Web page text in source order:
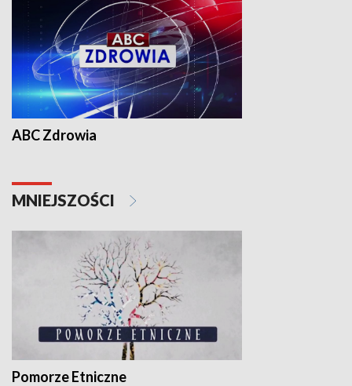
ABC Zdrowia
MNIEJSZOŚCI
Pomorze Etniczne